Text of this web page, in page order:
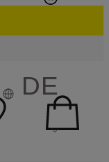
DE